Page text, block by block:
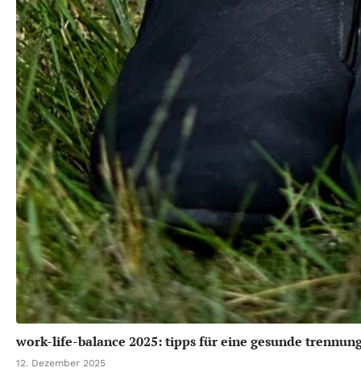
work-life-balance 2025: tipps für eine gesunde
12. Dezember 2025